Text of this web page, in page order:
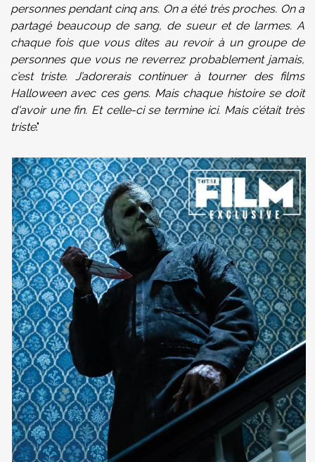
personnes pendant cinq ans. On a été très proches. On a
partagé beaucoup de sang, de sueur et de larmes. A
chaque fois que vous dites au revoir à un groupe de
personnes que vous ne reverrez probablement jamais,
c’est triste. J’adorerais continuer à tourner des films
Halloween avec ces gens. Mais chaque histoire se doit
d'avoir une fin. Et celle-ci se termine ici. Mais c’était très
triste."